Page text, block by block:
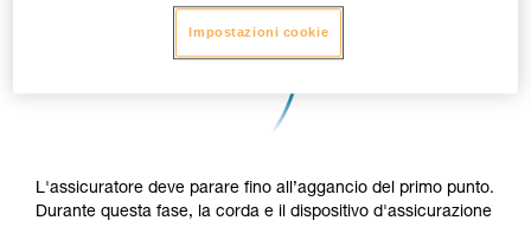
L'assicuratore deve parare fino all’aggancio del primo punto.
Durante questa fase, la corda e il dispositivo d'assicurazione
Impostazioni cookie